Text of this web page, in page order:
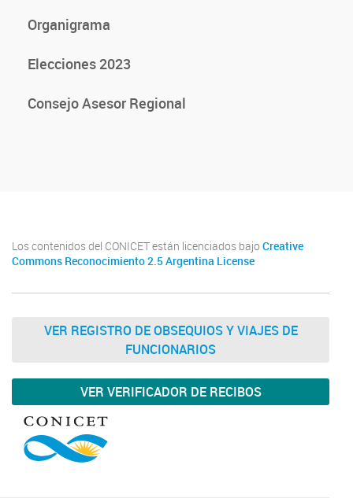
Organigrama
Elecciones 2023
Consejo Asesor Regional
Los contenidos del CONICET están licenciados bajo Creative
Commons Reconocimiento 2.5 Argentina License
VER REGISTRO DE OBSEQUIOS Y VIAJES DE
FUNCIONARIOS
VER VERIFICADOR DE RECIBOS